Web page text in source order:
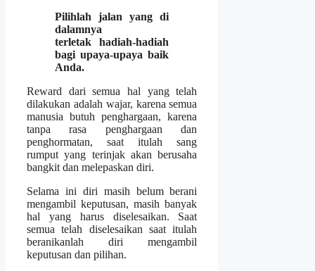
Pilihlah jalan yang di
dalamnya
terletak hadiah-hadiah
bagi upaya-upaya baik
Anda.
Reward dari semua hal yang telah
dilakukan adalah wajar, karena semua
manusia butuh penghargaan, karena
tanpa rasa penghargaan dan
penghormatan, saat itulah sang
rumput yang terinjak akan berusaha
bangkit dan melepaskan diri.
Selama ini diri masih belum berani
mengambil keputusan, masih banyak
hal yang harus diselesaikan. Saat
semua telah diselesaikan saat itulah
beranikanlah diri mengambil
keputusan dan pilihan.